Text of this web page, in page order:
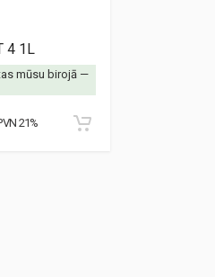
4 1L
mūsu birojā —
21%